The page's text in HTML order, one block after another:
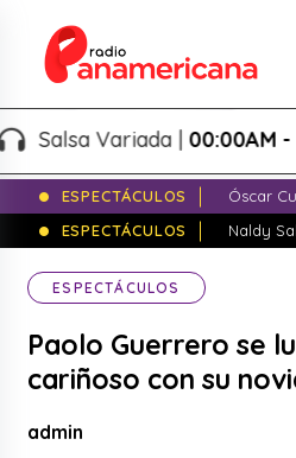
Variada |00:00AM -
ESPECTÁCULOS
Óscar
ESPECTÁCULOS
Naldy
ESPECTÁCULOS
Paolo Guerrero se
cariñoso con su
admin